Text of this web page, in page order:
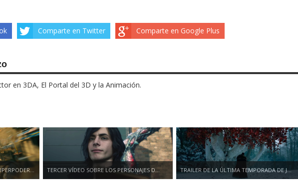
Comparte en Twitter Comparte en Google Plus
en 3DA, El Portal del 3D y la Animación.
TERCER VÍDEO SOBRE LOS PERSONAJES D... TRAILER DE LA ÚLTIMA TEMPORADA DE J...